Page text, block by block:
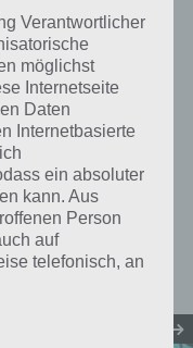
Rätsel –
2023
Platsch
Rätsel –
2023
TRICKS
Verantwortlicher
möglichst
Internetseite
Daten
Internetbasierte
ein absoluter
kann. Aus
Person
auf
telefonisch, an